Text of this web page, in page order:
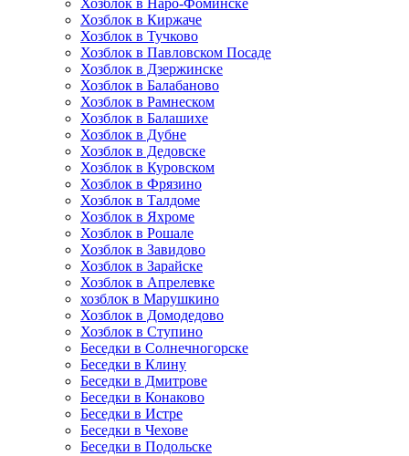
Хозблок в Наро-Фоминске
Хозблок в Киржаче
Хозблок в Тучково
Хозблок в Павловском Посаде
Хозблок в Дзержинске
Хозблок в Балабаново
Хозблок в Рамнеском
Хозблок в Балашихе
Хозблок в Дубне
Хозблок в Дедовске
Хозблок в Куровском
Хозблок в Фрязино
Хозблок в Талдоме
Хозблок в Яхроме
Хозблок в Рошале
Хозблок в Завидово
Хозблок в Зарайске
Хозблок в Апрелевке
хозблок в Марушкино
Хозблок в Домодедово
Хозблок в Ступино
Беседки в Солнечногорске
Беседки в Клину
Беседки в Дмитрове
Беседки в Конаково
Беседки в Истре
Беседки в Чехове
Беседки в Подольске